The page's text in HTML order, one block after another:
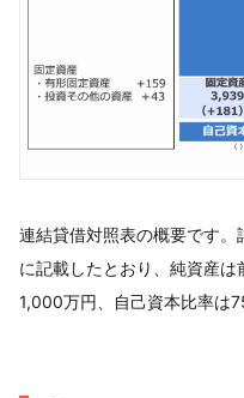
連結貸借対照表の概要です
に記載したとおり、純資産
1,000万円、自己資本比率は